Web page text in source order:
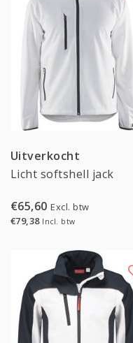
Uitverkocht
Licht softshell jack
€65,60 Excl. btw
€79,38 Incl. btw